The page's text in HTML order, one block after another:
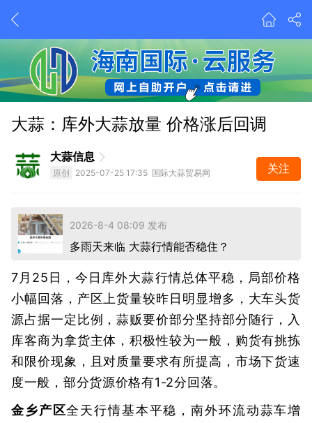
大蒜：库外大蒜放量 价格涨后回调
大蒜信息
原创 2025-07-25 17:35 国际大蒜贸易网 关注
2026-8-4 08:09 发布
昨天 19:03 发布
多雨天来临 大蒜行情能否稳住？
昨天 19:03 发布
7月25日，今日库外大蒜行情总体平稳，局部价格
小幅回落，产区上货量较昨日明显增多，大车头货
源占据一定比例，蒜贩要价部分坚持部分随行，入
库客商为拿货主体，积极性较为一般，购货有挑拣
和限价现象，且对质量要求有所提高，市场下货速
度一般，部分货源价格有1-2分回落。
金乡产区全天行情基本平稳，南外环流动蒜车增